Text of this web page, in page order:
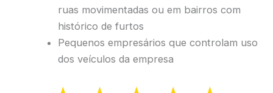
ruas movimentadas ou em bairros com
histórico de furtos
Pequenos empresários que controlam uso
dos veículos da empresa